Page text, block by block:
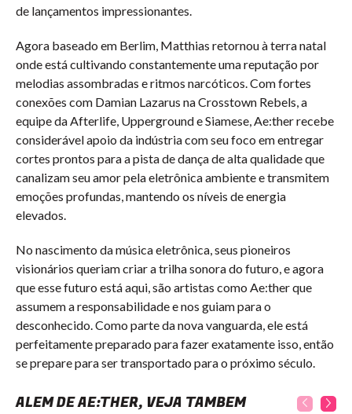
de lançamentos impressionantes.
Agora baseado em Berlim, Matthias retornou à terra natal
onde está cultivando constantemente uma reputação por
melodias assombradas e ritmos narcóticos. Com fortes
conexões com Damian Lazarus na Crosstown Rebels, a
equipe da Afterlife, Upperground e Siamese, Ae:ther recebe
considerável apoio da indústria com seu foco em entregar
cortes prontos para a pista de dança de alta qualidade que
canalizam seu amor pela eletrônica ambiente e transmitem
emoções profundas, mantendo os níveis de energia
elevados.
No nascimento da música eletrônica, seus pioneiros
visionários queriam criar a trilha sonora do futuro, e agora
que esse futuro está aqui, são artistas como Ae:ther que
assumem a responsabilidade e nos guiam para o
desconhecido. Como parte da nova vanguarda, ele está
perfeitamente preparado para fazer exatamente isso, então
se prepare para ser transportado para o próximo século.
ALÉM DE AE:THER, VEJA TAMBÉM